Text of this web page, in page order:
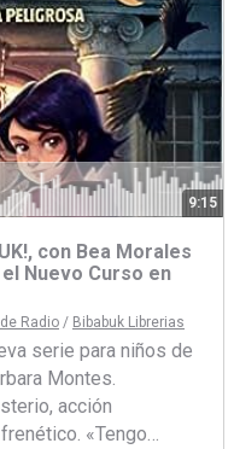
9:15
con Bea Morales
Nuevo Curso en
Radio / Bibabuk Librerias
serie para niños de
Montes.
acción
«Tengo…